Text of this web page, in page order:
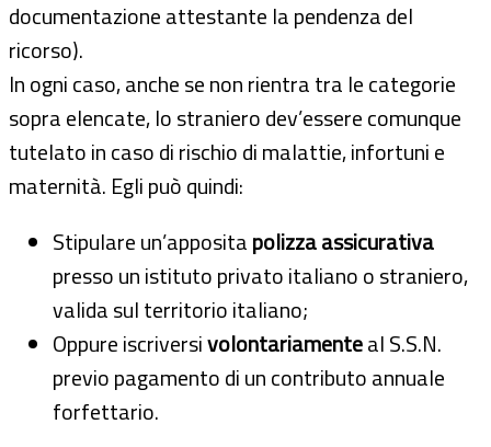
documentazione attestante la pendenza del
ricorso).
In ogni caso, anche se non rientra tra le categorie
sopra elencate, lo straniero dev’essere comunque
tutelato in caso di rischio di malattie, infortuni e
maternità. Egli può quindi:
Stipulare un’appositapolizza assicurativa
presso un istituto privato italiano o straniero,
valida sul territorio italiano;
Oppure iscriversivolontariamenteal S.S.N.
previo pagamento di un contributo annuale
forfettario.